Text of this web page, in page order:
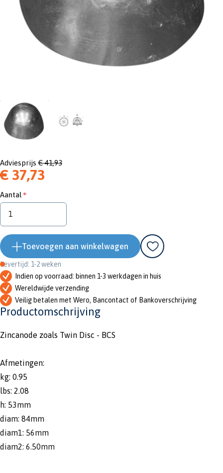
Adviesprijs € 41,93
€ 37,73
Aantal
Toevoegen aan winkelwagen
Levertijd: 1-2 weken
Indien op voorraad: binnen 1-3 werkdagen in huis
Wereldwijde verzending
Veilig betalen met Wero, Bancontact of Bankoverschrijving
Productomschrijving
Zincanode zoals Twin Disc - BCS
Afmetingen:
kg: 0.95
lbs: 2.08
h: 53mm
diam: 84mm
diam1: 56mm
diam2: 6.50mm